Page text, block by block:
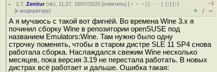
1.7 ,Zenitur(ok), 11:27, 18/07/2020 [ответить] [ ﹢﹢﹢] [ · · ·][↓] [↑]
[к модератору]
–1
+ / –
А я мучаюсь с такой вот фигнёй. Во времена Wine 3.x я
починил сборку Wine в репозитории openSUSE под
названием Emulators:Wine. Там нужно было одну
строчку поменять, чтобы в старом дистре SLE 11 SP4 снова
работала сборка. Наслаждался свежим Wine несколько
месяцев, пока версия 3.19 не перестала работать. В новых
дистрах всё работает и дальше. Ошибка такая: